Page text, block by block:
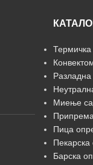
Миење
Пица
Барска